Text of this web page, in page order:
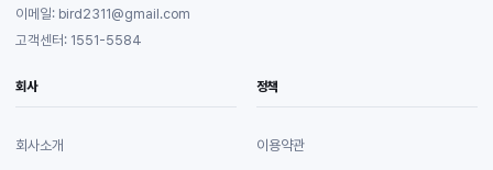
이메일: bird2311@gmail.com
고객센터: 1551-5584
회사
회사소개
정책
이용약관